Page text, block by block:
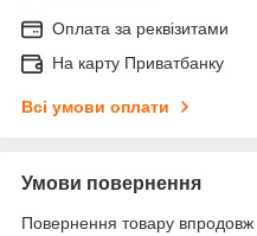
Оплата за реквізитами
На карту Приватбанку
Всі умови оплати
Умови повернення
Повернення товару впродовж